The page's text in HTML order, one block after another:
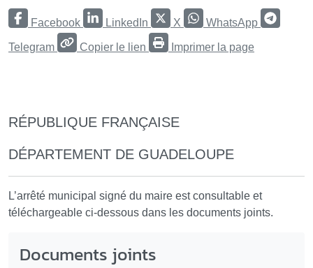
Facebook LinkedIn X WhatsApp
Telegram Copier le lien Imprimer la page
RÉPUBLIQUE FRANÇAISE
DÉPARTEMENT DE GUADELOUPE
L’arrêté municipal signé du maire est consultable et
téléchargeable ci-dessous dans les documents joints.
Documents joints